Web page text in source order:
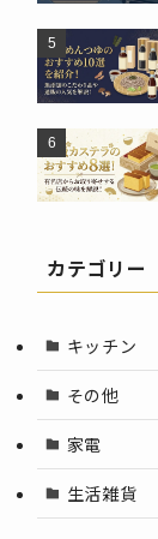
カテゴリー
キッチン
その他
家電
生活雑貨